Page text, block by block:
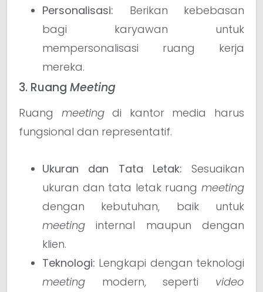
Personalisasi: Berikan kebebasan
bagi karyawan untuk
mempersonalisasi ruang kerja
mereka.
3. Ruang Meeting
Ruang meetingdi kantor media harus
fungsional dan representatif.
Ukuran dan Tata Letak: Sesuaikan
ukuran dan tata letak ruang meeting
dengan kebutuhan, baik untuk
meeting internal maupun dengan
klien.
Teknologi: Lengkapi dengan teknologi
meeting modern, seperti video